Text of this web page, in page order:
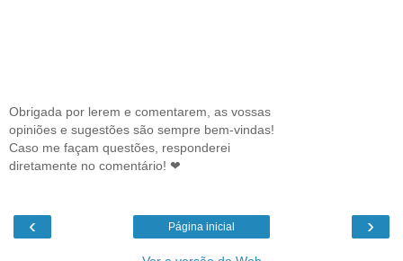
Obrigada por lerem e comentarem, as vossas
opiniões e sugestões são sempre bem-vindas!
Caso me façam questões, responderei
diretamente no comentário! ❤
‹ ›
Página inicial